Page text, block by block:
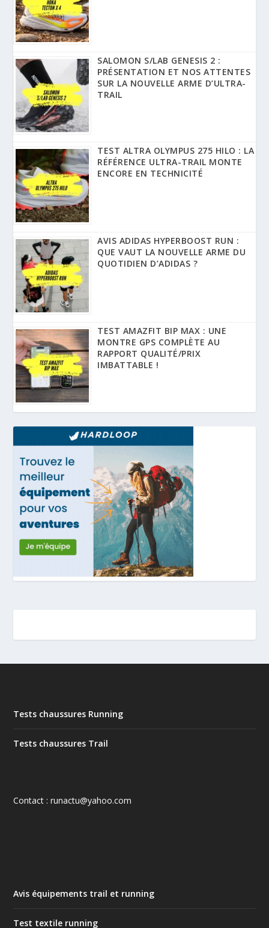
SALOMON S/LAB GENESIS 2 :
PRÉSENTATION ET NOS ATTENTES
SUR LA NOUVELLE ARME D’ULTRA-
TRAIL
TEST ALTRA OLYMPUS 275 HILO : LA
RÉFÉRENCE ULTRA-TRAIL MONTE
ENCORE EN TECHNICITÉ
AVIS ADIDAS HYPERBOOST RUN :
QUE VAUT LA NOUVELLE ARME DU
QUOTIDIEN D’ADIDAS ?
TEST AMAZFIT BIP MAX : UNE
MONTRE GPS COMPLÈTE AU
RAPPORT QUALITÉ/PRIX
IMBATTABLE !
Tests chaussures Running
Tests chaussures Trail
Contact : runactu@yahoo.com
Avis équipements trail et running
Test textile running